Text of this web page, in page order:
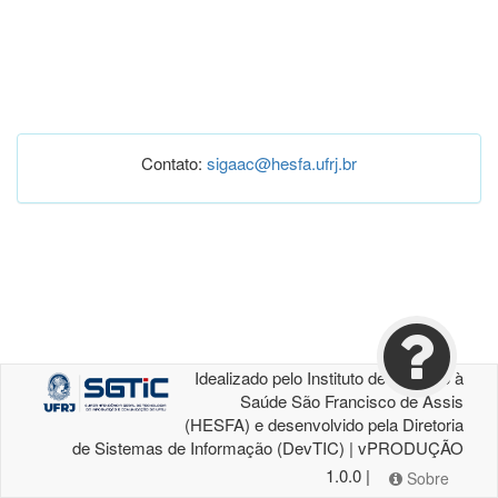
Contato: sigaac@hesfa.ufrj.br
Idealizado pelo Instituto de Atenção à
Saúde São Francisco de Assis
(HESFA) e desenvolvido pela Diretoria
de Sistemas de Informação (DevTIC) | vPRODUÇÃO
1.0.0 |
Sobre